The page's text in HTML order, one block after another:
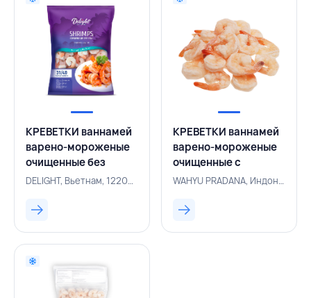
КРЕВЕТКИ ваннамей
варено-мороженые
очищенные без
головы с хвостом
DELIGHT, ВЬЕТНАМ
DELIGHT, Вьетнам, 122001361
КРЕВЕТКИ ваннамей
варено-мороженые
очищенные c
хвостом 41/50 0,93
PRADANA,
WAHYU PRADANA, Индонезия, 500003526